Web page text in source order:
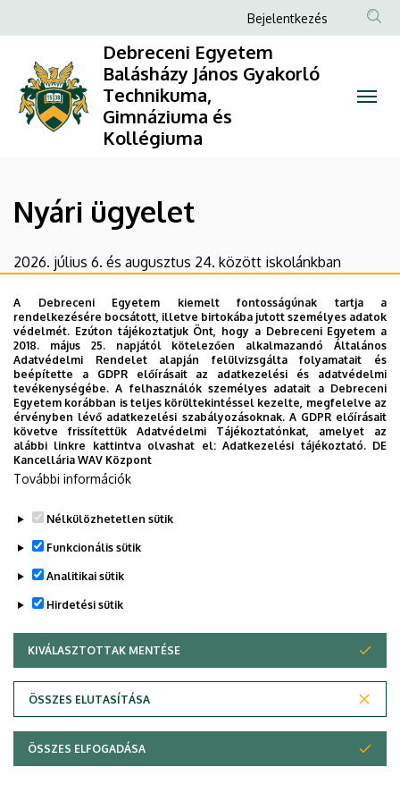
ügyelet
Debreceni
Balásházy
János
Gyakorló
Technikuma,
Gimnáziuma
és
Kollégiuma
a
Anonim
Felhasználói
fiók
Bejelentkezés
Debreceni Egyetem
Balásházy János Gyakorló
Technikuma,
Gimnáziuma és
Kollégiuma
Nyári ügyelet
2026. július 6. és augusztus 24. között iskolánkban
vezetői és adminisztratív ügylet. Egyéb napokon az
ügyintézés szünetel.
Köszönjük a megértést! Szép nyarat mindenkinek!
Legutóbbi frissítés: 2026. 07. 03. 13:14
Adatvédelem
Szerzői jog © 2026 Unideb
A Debreceni Egyetem kiemelt fontosságúnak tartja a
rendelkezésére bocsátott, illetve birtokába jutott személyes adatok
védelmét. Ezúton tájékoztatjuk Önt, hogy a Debreceni Egyetem a
2018. május 25. napjától kötelezően alkalmazandó Általános
Adatvédelmi Rendelet alapján felülvizsgálta folyamatait és
beépítette a GDPR előírásait az adatkezelési és adatvédelmi
tevékenységébe. A felhasználók személyes adatait a Debreceni
Egyetem korábban is teljes körültekintéssel kezelte, megfelelve az
érvényben lévő adatkezelési szabályozásoknak. A GDPR előírásait
követve frissítettük Adatvédelmi Tájékoztatónkat, amelyet az
alábbi linkre kattintva olvashat el:Adatkezelési tájékoztató. DE
Kancellária WAV Központ
További információk
Nélkülözhetetlen sütik
Funkcionális sütik
Analitikai sütik
Hirdetési sütik
KIVÁLASZTOTTAK MENTÉSE
ÖSSZES ELUTASÍTÁSA
WITHDRAW CONSENT
ÖSSZES ELFOGADÁSA